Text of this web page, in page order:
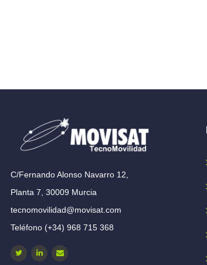
C/Fernando Alonso Navarro 12,
Planta 7, 30009 Murcia
tecnomovilidad@movisat.com
Teléfono (+34) 968 715 368